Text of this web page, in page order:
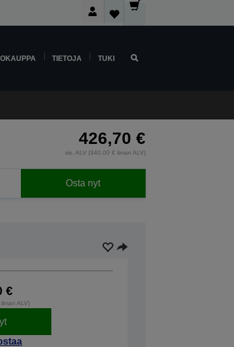
TIETOJA TUKI
426,70 €
sis. ALV (340,00 € ilman ALV)
Osta nyt
€
ALV)